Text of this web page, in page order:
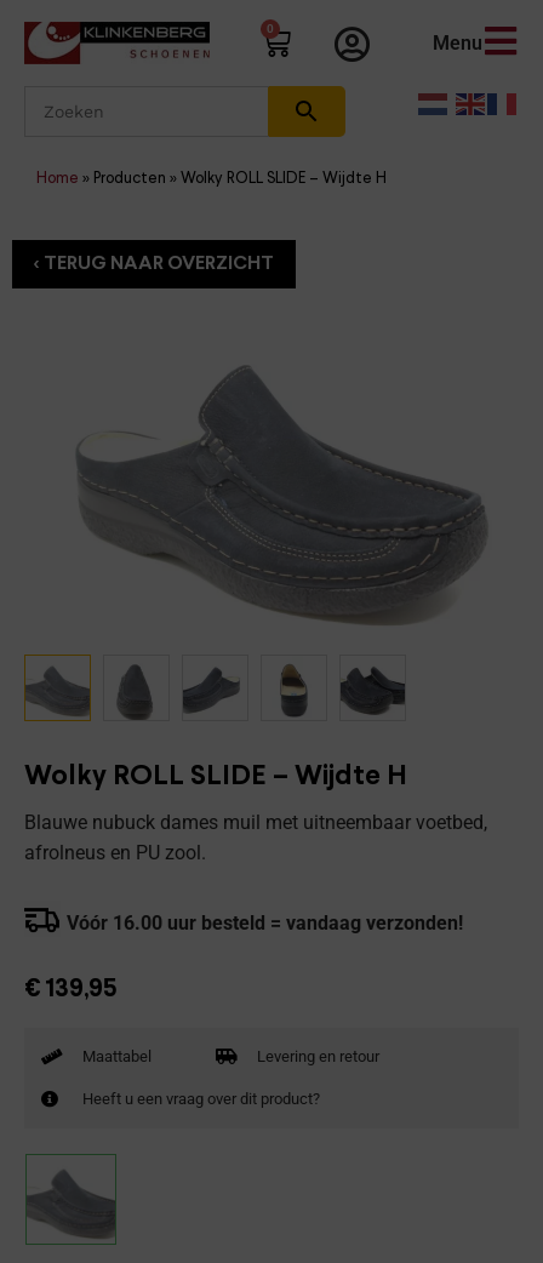
0
Menu
Home » Producten » Wolky ROLL SLIDE – Wijdte H
Wolky ROLL SLIDE – Wijdte H
Blauwe nubuck dames muil met uitneembaar voetbed,
afrolneus en PU zool.
Vóór 16.00 uur besteld = vandaag verzonden!
€ 139,95
Maattabel Levering en retour
Heeft u een vraag over dit product?